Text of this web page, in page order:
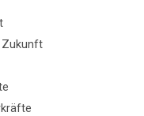
Zukunft